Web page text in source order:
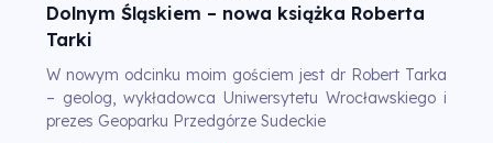
Dolnym Śląskiem – nowa książka Roberta
Tarki
W nowym odcinku moim gościem jest dr Robert Tarka
– geolog, wykładowca Uniwersytetu Wrocławskiego i
prezes Geoparku Przedgórze Sudeckie